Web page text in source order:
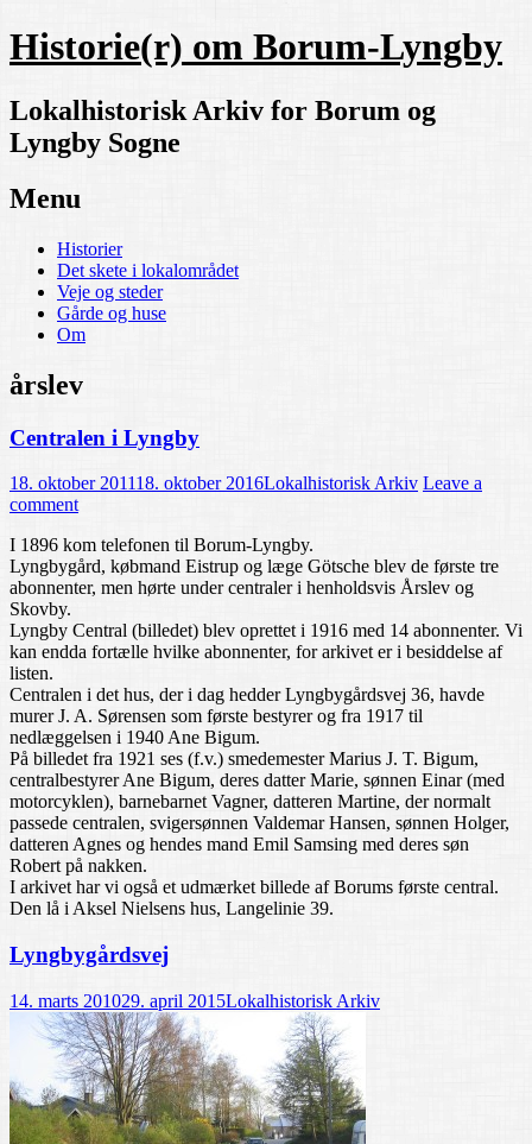
Historie(r) om Borum-Lyngby
Lokalhistorisk Arkiv for Borum og
Lyngby Sogne
Menu
Skip
content
Historier
Det skete i lokalområdet
Veje og steder
Gårde og huse
Om
årslev
Centralen i Lyngby
18. oktober 201118. oktober 2016Lokalhistorisk Arkiv Leave a
comment
I 1896 kom telefonen til Borum-Lyngby.
Lyngbygård, købmand Eistrup og læge Götsche blev de første tre
abonnenter, men hørte under centraler i henholdsvis Årslev og
Skovby.
Lyngby Central (billedet) blev oprettet i 1916 med 14 abonnenter. Vi
kan endda fortælle hvilke abonnenter, for arkivet er i besiddelse af
listen.
Centralen i det hus, der i dag hedder Lyngbygårdsvej 36, havde
murer J. A. Sørensen som første bestyrer og fra 1917 til
nedlæggelsen i 1940 Ane Bigum.
På billedet fra 1921 ses (f.v.) smedemester Marius J. T. Bigum,
centralbestyrer Ane Bigum, deres datter Marie, sønnen Einar (med
motorcyklen), barnebarnet Vagner, datteren Martine, der normalt
passede centralen, svigersønnen Valdemar Hansen, sønnen Holger,
datteren Agnes og hendes mand Emil Samsing med deres søn
Robert på nakken.
I arkivet har vi også et udmærket billede af Borums første central.
Den lå i Aksel Nielsens hus, Langelinie 39.
Lyngbygårdsvej
14. marts 201029. april 2015Lokalhistorisk Arkiv